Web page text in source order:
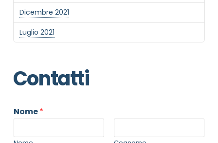
Dicembre 2021
Luglio 2021
Contatti
Nome*